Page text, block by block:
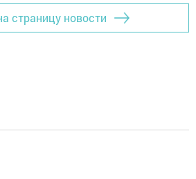
страницу новости